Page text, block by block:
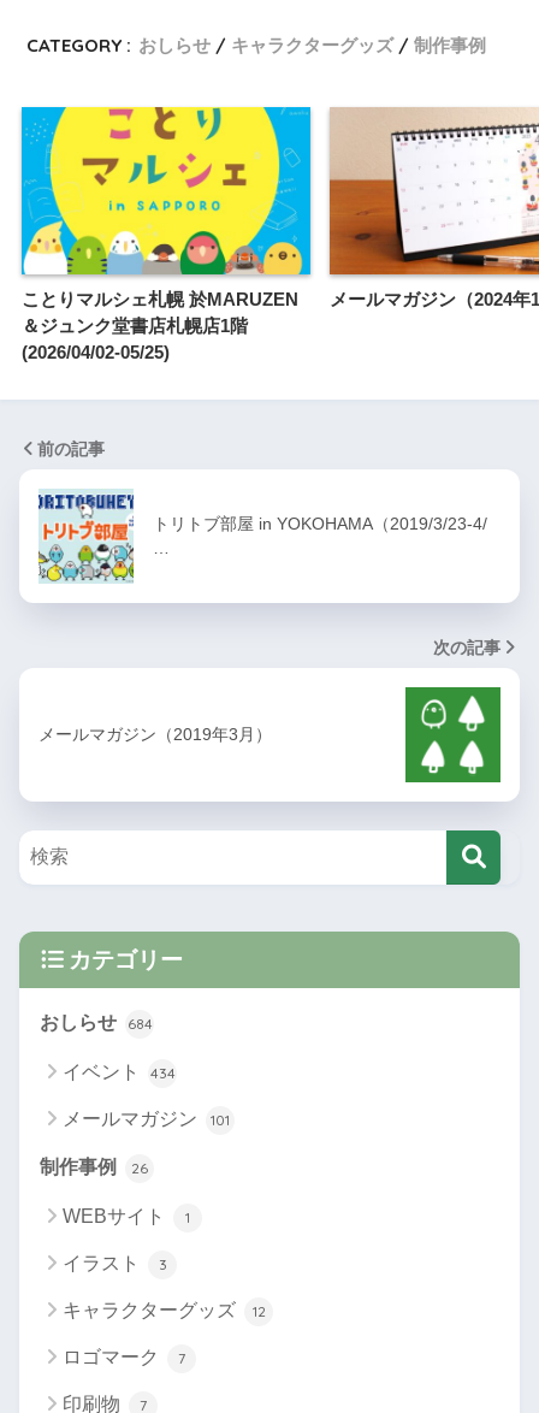
CATEGORY : おしらせ キャラクターグッズ 制作事例
ことりマルシェ札幌 於MARUZEN
＆ジュンク堂書店札幌店1階
(2026/04/02-05/25)
メールマガジン（2024年
前の記事
トリトブ部屋 in YOKOHAMA（2019/3/23-4/
次の記事
メールマガジン（2019年3月）
カテゴリー
おしらせ 684
イベント 434
メールマガジン 101
制作事例 26
WEBサイト 1
イラスト 3
キャラクターグッズ 12
ロゴマーク 7
印刷物 7